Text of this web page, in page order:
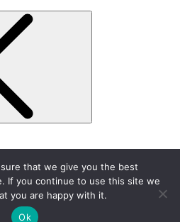
that we give you the best
If you continue to use this site we
you are happy with it.
Ok